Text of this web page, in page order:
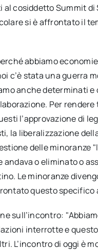
cosiddetto Summit di
si è affrontato il
abbiamo
c’è stata una guerra
anche determinati
Per
l’approvazione di
la liberalizzazione
delle minoranze
o eliminato o
Le minoranze
questo specifico
sull’incontro:
interrotte e
L’incontro di oggi è